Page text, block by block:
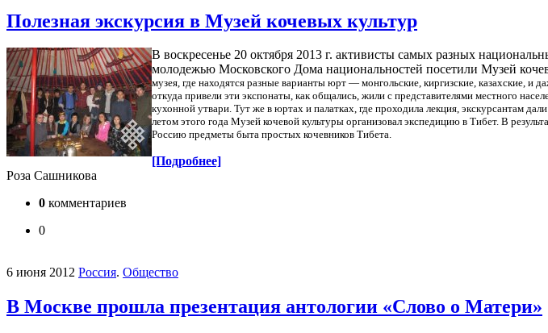
Полезная экскурсия в Музей кочевых культур
В воскресенье 20 октября 2013 г. активисты самых разных
молодежью Московского Дома национальностей посетили Музей
музея, где находятся разные варианты юрт — монгольские, киргизские, казахские, и
откуда привели эти экспонаты, как общались, жили с представителями местного
кухонной утвари. Тут же в юртах и палатках, где проходила лекция, экскурсантам
летом этого года Музей кочевой культуры организовал экспедицию в Тибет. В
Россию предметы быта простых кочевников Тибета.
[Подробнее]
Роза Сашникова
0 комментариев
0
6 июня 2012 Россия. Общество
В Москве прошла презентация антологии «Слово о Матери»